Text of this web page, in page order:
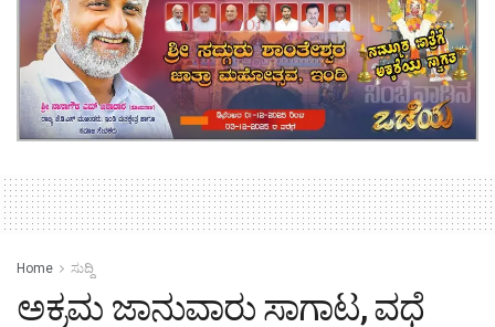
Home ಸುದ್ದಿ
ಅಕ್ರಮ ಜಾನುವಾರು ಸಾಗಾಟ, ವಧೆ